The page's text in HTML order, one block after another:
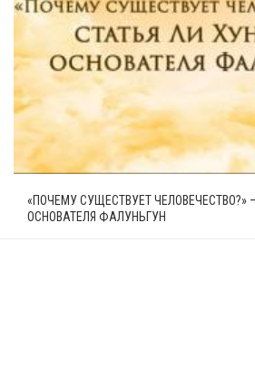
«ПОЧЕМУ СУЩЕСТВУЕТ ЧЕЛОВЕЧЕСТВО?»
ОСНОВАТЕЛЯ ФАЛУНЬГУН